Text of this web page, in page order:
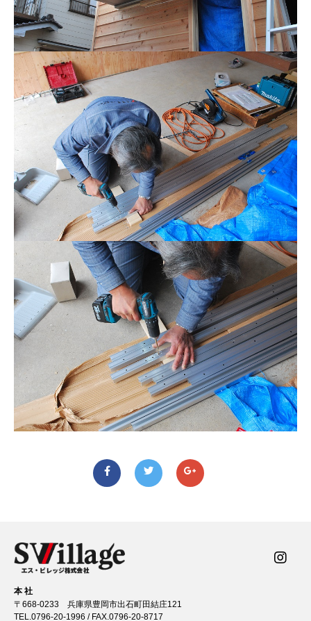
本 社
〒668-0233 兵庫県豊岡市出石町田結庄121
TEL.0796-20-1996 / FAX.0796-20-8717